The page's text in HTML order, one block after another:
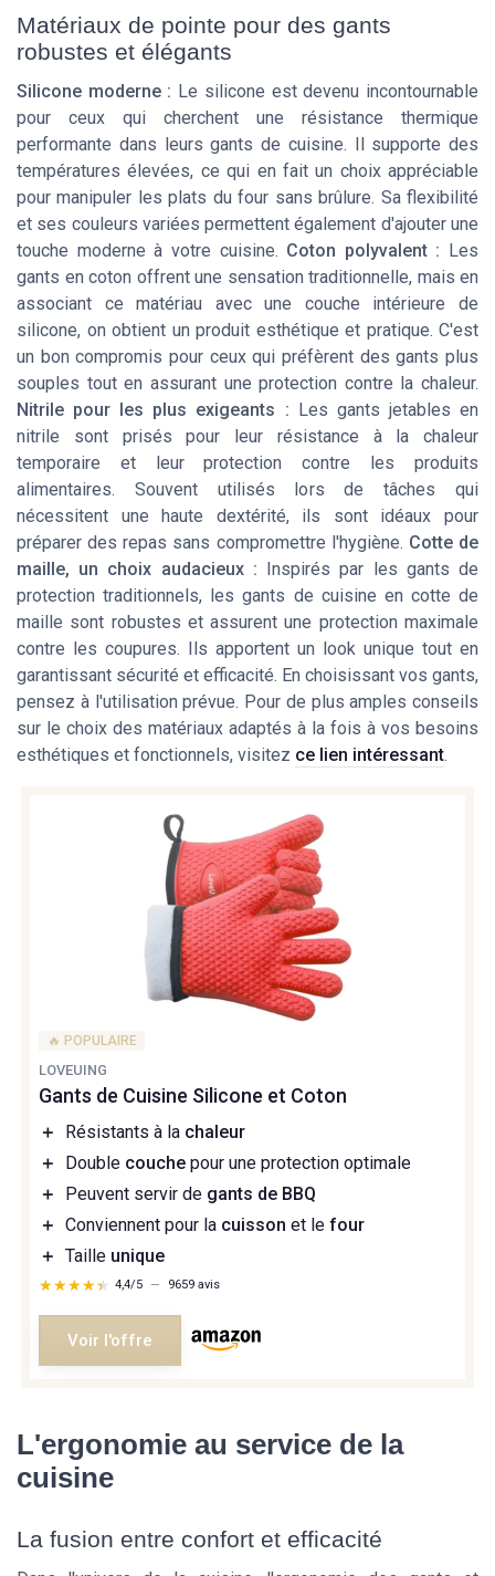
Matériaux de pointe pour des gants
robustes et élégants
Silicone moderne : Le silicone est devenu incontournable
pour ceux qui cherchent une résistance thermique
performante dans leurs gants de cuisine. Il supporte des
températures élevées, ce qui en fait un choix appréciable
pour manipuler les plats du four sans brûlure. Sa flexibilité
et ses couleurs variées permettent également d'ajouter une
touche moderne à votre cuisine. Coton polyvalent : Les
gants en coton offrent une sensation traditionnelle, mais en
associant ce matériau avec une couche intérieure de
silicone, on obtient un produit esthétique et pratique. C'est
un bon compromis pour ceux qui préfèrent des gants plus
souples tout en assurant une protection contre la chaleur.
Nitrile pour les plus exigeants : Les gants jetables en
nitrile sont prisés pour leur résistance à la chaleur
temporaire et leur protection contre les produits
alimentaires. Souvent utilisés lors de tâches qui
nécessitent une haute dextérité, ils sont idéaux pour
préparer des repas sans compromettre l'hygiène. Cotte de
maille, un choix audacieux : Inspirés par les gants de
protection traditionnels, les gants de cuisine en cotte de
maille sont robustes et assurent une protection maximale
contre les coupures. Ils apportent un look unique tout en
garantissant sécurité et efficacité. En choisissant vos gants,
pensez à l'utilisation prévue. Pour de plus amples conseils
sur le choix des matériaux adaptés à la fois à vos besoins
esthétiques et fonctionnels, visitez ce lien intéressant.
🔥 POPULAIRE
LOVEUING
Gants de Cuisine Silicone et Coton
＋ Résistants à la chaleur
＋
Double couche pour une protection optimale
＋
Peuvent servir de gants de BBQ
＋ Conviennent pour la cuisson et le four
＋ Taille unique
★★★★★
★★★★★ 4,4/5 — 9659 avis
Voir l'offre
L'ergonomie au service de la
cuisine
La fusion entre confort et efficacité